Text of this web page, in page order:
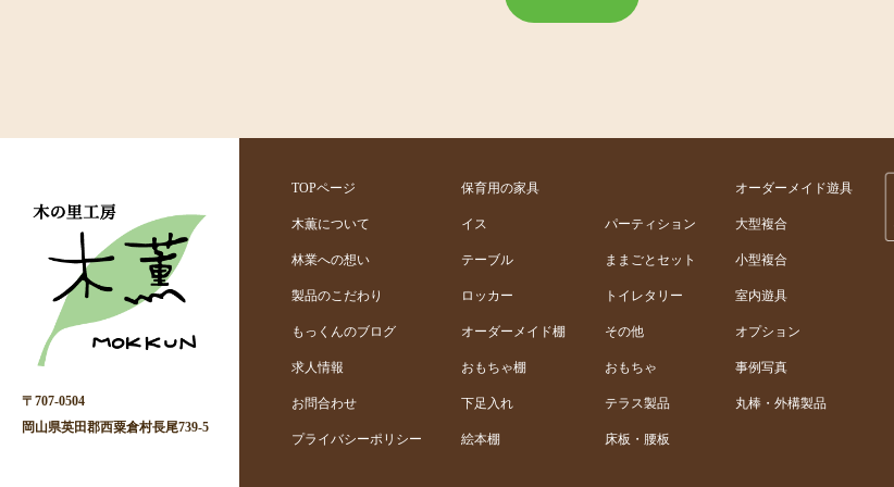
〒707-0504
岡山県英田郡西粟倉村長尾739-5
TOPページ
木薫について
林業への想い
製品のこだわり
もっくんのブログ
求人情報
お問合わせ
プライバシーポリシー
保育用の家具
イス
テーブル
ロッカー
オーダーメイド棚
おもちゃ棚
下足入れ
絵本棚
パーティション
ままごとセット
トイレタリー
その他
おもちゃ
テラス製品
床板・腰板
オーダーメイド遊具
大型複合
小型複合
室内遊具
オプション
事例写真
丸棒・外構製品